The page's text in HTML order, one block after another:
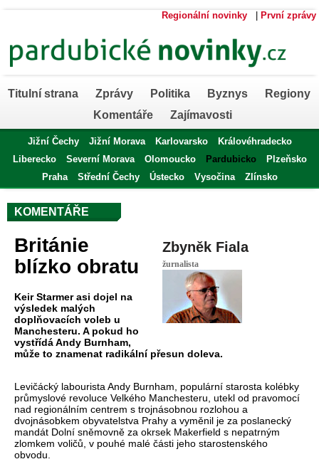
Regionální novinky První zprávy
Titulní strana Zprávy Politika Byznys
Regiony
Komentáře
Zajímavosti
Jižní Čechy Jižní Morava Karlovarsko
Královéhradecko
Liberecko
Severní Morava Olomoucko Pardubicko
Plzeňsko
Praha
Střední Čechy Ústecko Vysočina Zlínsko
KOMENTÁŘE
Zbyněk Fiala
žurnalista
Británie
blízko obratu
Keir Starmer asi dojel na
výsledek malých
doplňovacích voleb u
Manchesteru. A pokud ho
vystřídá Andy Burnham,
může to znamenat radikální přesun doleva.
Levičácký labourista Andy Burnham, populární starosta kolébky
průmyslové revoluce Velkého Manchesteru, utekl od pravomocí
nad regionálním centrem s trojnásobnou rozlohou a
dvojnásobkem obyvatelstva Prahy a vyměnil je za poslanecký
mandát Dolní sněmovně za okrsek Makerfield s nepatrným
zlomkem voličů, v pouhé malé části jeho starostenského
obvodu.